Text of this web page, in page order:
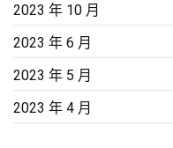
2023 年 10 月
2023 年 6 月
2023 年 5 月
2023 年 4 月